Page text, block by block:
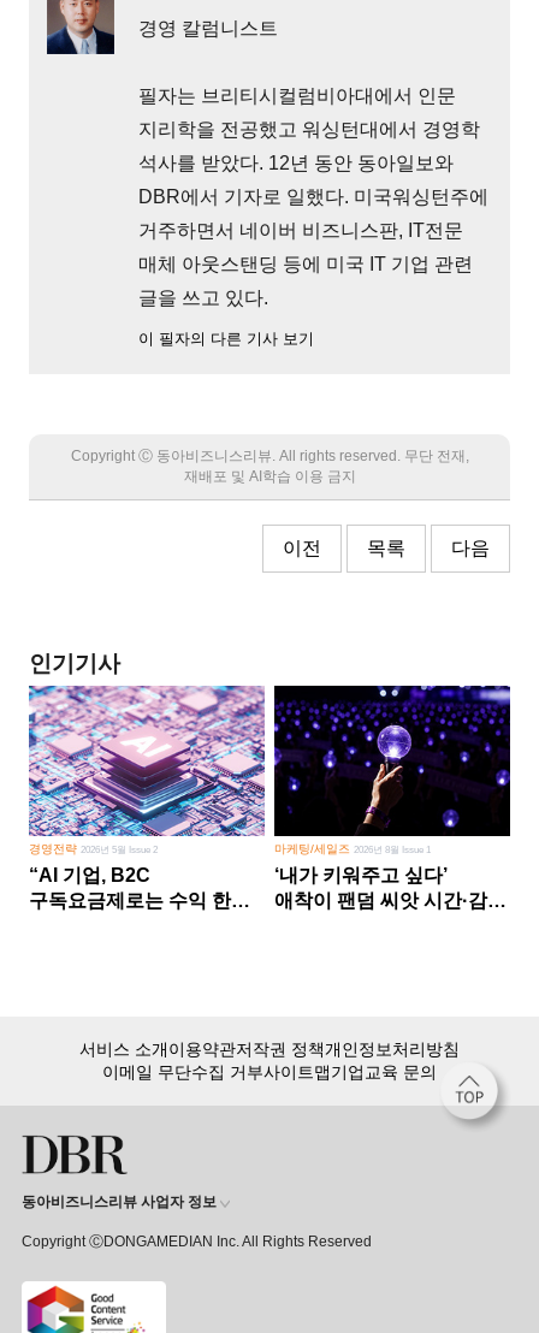
경영 칼럼니스트
필자는 브리티시컬럼비아대에서 인문
지리학을 전공했고 워싱턴대에서 경영학
석사를 받았다. 12년 동안 동아일보와
DBR에서 기자로 일했다. 미국워싱턴주에
거주하면서 네이버 비즈니스판, IT전문
매체 아웃스탠딩 등에 미국 IT 기업 관련
글을 쓰고 있다.
이 필자의 다른 기사 보기
Copyright Ⓒ 동아비즈니스리뷰. All rights reserved. 무단 전재,
재배포 및 AI학습 이용 금지
이전 목록 다음
인기기사
경영전략 2026년 5월 Issue 2
“AI 기업, B2C
구독요금제로는 수익 한계
마케팅/세일즈 2026년 8월 Issue 1
‘내가 키워주고 싶다’
애착이 팬덤 씨앗 시간·감정
15,000여 건의 DBR 콘텐츠를
서비스 소개이용약관저작권 정책개인정보처리방침
이메일 무단수집 거부사이트맵기업교육 문의
동아비즈니스리뷰 사업자 정보
Copyright ⒸDONGAMEDIAN Inc. All Rights Reserved